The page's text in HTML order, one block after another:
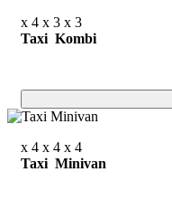
x 4 x 3 x 3
Taxi Kombi
x 4 x 4 x 4
Taxi Minivan